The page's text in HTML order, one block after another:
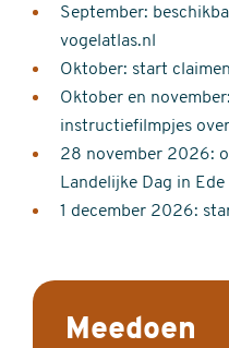
September:
vogelatlas.nl
Oktober: start
Oktober en
instructiefilmpjes
28 november 2026:
Landelijke Dag in Ede
1 december 2026:
Meedoen